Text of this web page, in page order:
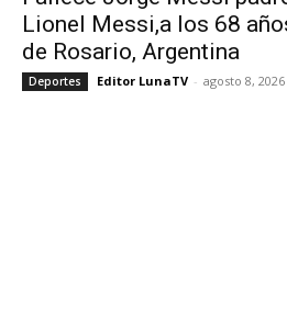
Lionel Messi,a los 68
de Rosario, Argentina
Deportes Editor LunaTV - agosto 8, 2026